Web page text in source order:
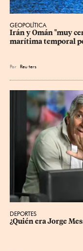
GEOPOLÍTICA
Irán y Omán "muy
marítima temporal
Por Reu ters
DEPORTES
¿Quién era Jorge